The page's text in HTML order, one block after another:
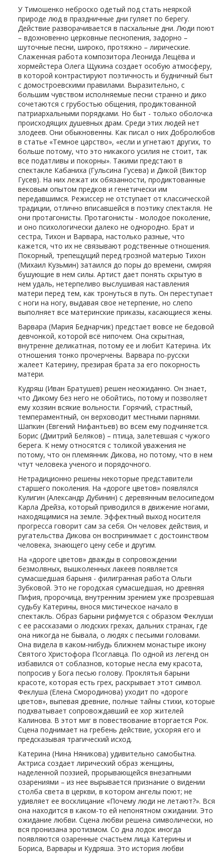
У Тимошенко неброско одетый под стать неяркой
природе люд в праздничные дни гуляет по берегу.
Действие разворачивается в пасхальные дни. Люди поют
– вдохновенно церковные песнопения, задорно –
шуточные песни, широко, протяжно – лирические.
Слаженная работа композитора Леонида Лещёва и
хормейстера Олега Щукина создает особую атмосферу,
в которой контрастируют поэтичность и будничный быт
с домостроевскими правилами. Выразительно, с
большим чувством исполняемые песни странно и дико
сочетаются с грубостью общения, продиктованной
патриархальными порядками. Но быт - только оболочка
происходящих душевных драм. Среди этих людей нет
злодеев. Они обыкновенны. Как писал о них Добролюбов
в статье «Темное царство», «если и угнетают других, то
больше потому, что это никакого усилия не стоит, так
все податливы и покорны». Такими предстают в
спектакле Кабаниха (Гульсина Гусева) и Дикой (Виктор
Гусев). На них лежат их обязанности, продиктованные
вековым опытом предков и генетически им
передавшимся. Режиссер не отступает от классической
традиции, отлично вписавшейся в поэтику спектакля. Не
они протагонисты. Протагонисты - молодое поколение,
и оно психологически далеко не однородно. Брат и
сестра, Тихон и Варвара, настолько разные, что
кажется, что их не связывают родственные отношения.
Покорный, трепещущий перед грозной матерью Тихон
(Михаил Кузьмин) затаился до поры до времени, смиряя
бушующие в нем силы. Артист дает понять скрытую в
нем удаль, нетерпеливо выслушивая наставления
матери перед тем, как тронуться в путь. Он переступает
с ноги на ногу, выдавая свое нетерпение, но слепо
выполняет все материнские приказы, касающиеся жены.
Варвара (Мария Беднарчик) предстает вовсе не бедовой
девчонкой, которой всё нипочем. Она скрытная,
внутренне деликатная, потому ее и любит Катерина. Их
отношения тонко прочерчены. Варвара по-русски
жалеет Катерину, презирая брата за его покорность
матери.
Кудряш (Иван Братушев) решен неожиданно. Он знает,
что Дикому без него не обойтись, потому и позволяет
ему хозяин всякие вольности. Горячий, страстный,
темпераментный, он верховодит местными парнями.
Шапкин (Евгений Нифантьев) во всем ему подчиняется.
Борис (Дмитрий Беляков) – птица, залетевшая с чужого
берега. К нему относятся с толикой уважения не
потому, что он племянник Дикова, но потому, что в нем
чтут человека ученого и порядочного.
Нетрадиционно решены некоторые представители
старшего поколения. На «дороге цветов» появлялся
Кулигин (Александр Дубинин) с деревянным велосипедом
Карла Дрейза, который приводился в движение ногами,
находящимися на земле. Эффектный выход носителя
прогресса говорит сам за себя. Он человек действия, и
ругательства Дикова он воспринимает с достоинством
человека, знающего цену себе и другим.
На «дороге цветов» дважды в сопровождении
безмолвных, вышколенных лакеев появляется
сумасшедшая барыня - филигранная работа Ольги
Зубковой. Это не городская сумасшедшая, но древняя
Пифия, пророчица, внутренним зрением уже прозревшая
судьбу Катерины, внося мистическое начало в
спектакль. Образ барыни рифмуется с образом Феклуши
с ее рассказами о людских грехах, дальних странах, где
она никогда не бывала, о людях с песьими головами.
Она видела в каком-нибудь ближнем монастыре икону
Святого Христофора Псоглавца. По одной из легенд он
избавился от соблазнов, которые несла ему красота,
попросив у Бога песью голову. Проклятья барыни
красоте, которая есть грех, раскрывает этот символ.
Феклуша (Елена Смородинова) уходит по «дороге
цветов», выпевая древние, полные тайны стихи, которые
подхватывает сопровождавший ее хор жителей
Калинова. В этот миг в повествование вторгается Рок.
Сцена поднимает на гребень действие, ускоряя его и
предсказывая трагический исход.
Катерина (Нина Няникова) удивительно самобытна.
Актриса создает лирический образ женщины,
наделенной поэзией, прорывающейся внезапными
озарениями – из нее вырывается признание о видении
столба света в церкви, в котором ангелы поют; не
удивляет ее восклицание «Почему люди не летают?». Вся
она находится в каком-то ей непонятном ожидании. Это
ожидание любви. Сцена любви решена символически, но
вся пронизана эротизмом. Со дна лодок иногда
появляются озаренные счастьем лица Катерины и
Бориса, Варвары и Кудряша. Это история любви